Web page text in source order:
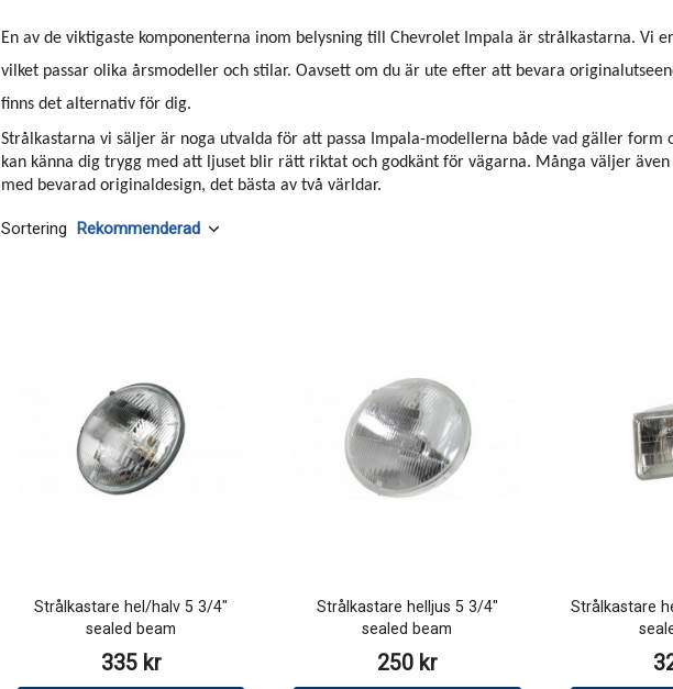
En av de viktigaste komponenterna inom belysning till Chevrolet Impala är strålkastarna. Vi
vilket passar olika årsmodeller och stilar. Oavsett om du är ute efter att bevara
finns det alternativ för dig.
Strålkastarna vi säljer är noga utvalda för att passa Impala-modellerna både vad gäller form
kan känna dig trygg med att ljuset blir rätt riktat och godkänt för vägarna. Många väljer
med bevarad originaldesign, det bästa av två världar.
Sortering
Strålkastare hel/halv 5 3/4"
sealed beam
335 kr
Strålkastare helljus 5 3/4"
sealed beam
250 kr
Strålkastare